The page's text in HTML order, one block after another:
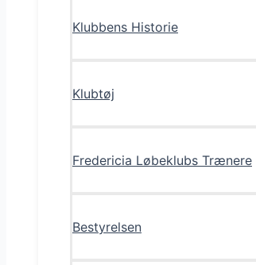
Klubbens Historie
Klubtøj
Fredericia Løbeklubs Trænere
Bestyrelsen